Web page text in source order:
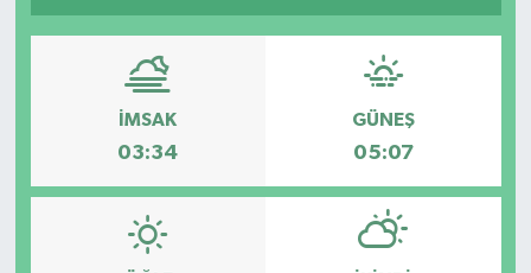
İMSAK
03:34
GÜNEŞ
05:07